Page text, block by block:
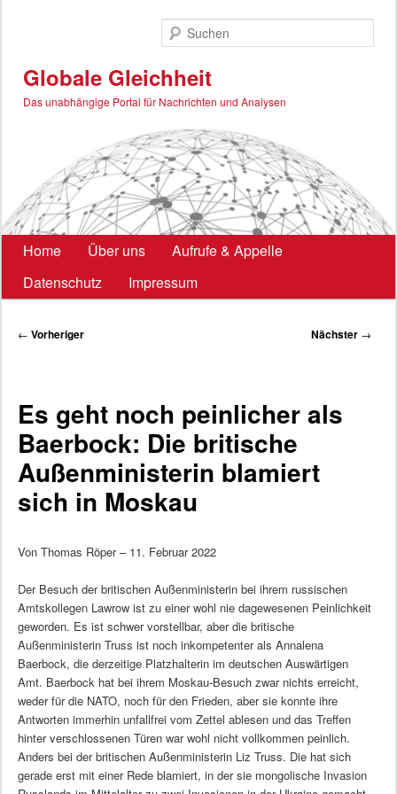
Globale Gleichheit
Das unabhängige Portal für Nachrichten und Analysen
Hauptmenü
Home Über uns
Aufrufe & Appelle
Datenschutz
Impressum
Beitragsnavigation
← Vorheriger Nächster →
Es geht noch peinlicher als
Baerbock: Die britische
Außenministerin blamiert
sich in Moskau
Von Thomas Röper – 11. Februar 2022
Der Besuch der britischen Außenministerin bei ihrem russischen
Amtskollegen Lawrow ist zu einer wohl nie dagewesenen Peinlichkeit
geworden. Es ist schwer vorstellbar, aber die britische
Außenministerin Truss ist noch inkompetenter als Annalena
Baerbock, die derzeitige Platzhalterin im deutschen Auswärtigen
Amt. Baerbock hat bei ihrem Moskau-Besuch zwar nichts erreicht,
weder für die NATO, noch für den Frieden, aber sie konnte ihre
Antworten immerhin unfallfrei vom Zettel ablesen und das Treffen
hinter verschlossenen Türen war wohl nicht vollkommen peinlich.
Anders bei der britischen Außenministerin Liz Truss. Die hat sich
gerade erst mit einer Rede blamiert, in der sie mongolische Invasion